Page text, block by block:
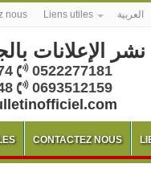
nous Liens utiles العربية
نشر الإعلانات
0522277181
0693512159
CONTACTEZ NOUS